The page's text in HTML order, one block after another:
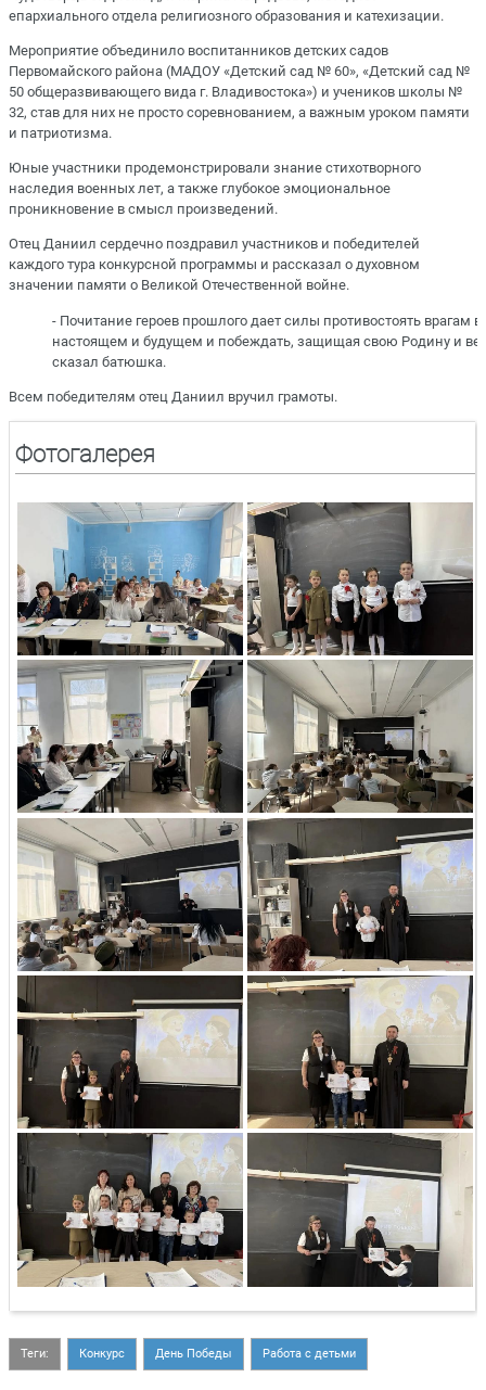
епархиального отдела религиозного образования и катехизации.
Мероприятие объединило воспитанников детских садов
Первомайского района (МАДОУ «Детский сад № 60», «Детский сад №
50 общеразвивающего вида г. Владивостока») и учеников школы №
32, став для них не просто соревнованием, а важным уроком памяти
и патриотизма.
Юные участники продемонстрировали знание стихотворного
наследия военных лет, а также глубокое эмоциональное
проникновение в смысл произведений.
Отец Даниил сердечно поздравил участников и победителей
каждого тура конкурсной программы и рассказал о духовном
значении памяти о Великой Отечественной войне.
- Почитание героев прошлого дает силы противостоять врагам в
настоящем и будущем и побеждать, защищая свою Родину и
сказал батюшка.
Всем победителям отец Даниил вручил грамоты.
Фотогалерея
Теги: Конкурс День Победы Работа с детьми